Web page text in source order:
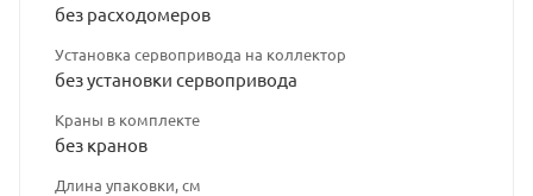
без расходомеров
Установка сервопривода на коллектор
без установки сервопривода
Краны в комплекте
без кранов
Длина упаковки, см